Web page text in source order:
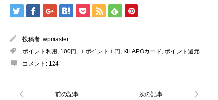
投稿者: wpmaster
ポイント利用 100円 １ポイント１円 KILAPOカード ポイント還元
コメント: 124